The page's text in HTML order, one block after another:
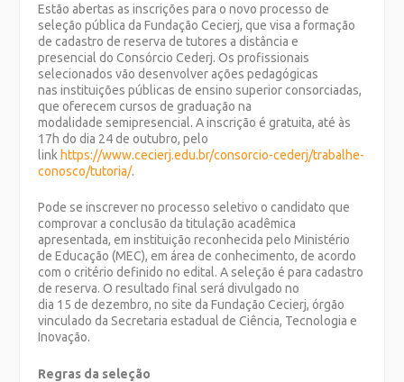
Estão abertas as inscrições para o novo processo de
seleção pública da Fundação Cecierj, que visa a formação
de cadastro de reserva de tutores a distância e
presencial do Consórcio Cederj. Os profissionais
selecionados vão desenvolver ações pedagógicas
nas instituições públicas de ensino superior consorciadas,
que oferecem cursos de graduação na
modalidade semipresencial. A inscrição é gratuita, até às
17h do dia 24 de outubro, pelo
link https://www.cecierj.edu.br/consorcio-cederj/trabalhe-
conosco/tutoria/.
Pode se inscrever no processo seletivo o candidato que
comprovar a conclusão da titulação acadêmica
apresentada, em instituição reconhecida pelo Ministério
de Educação (MEC), em área de conhecimento, de acordo
com o critério definido no edital. A seleção é para cadastro
de reserva. O resultado final será divulgado no
dia 15 de dezembro, no site da Fundação Cecierj, órgão
vinculado da Secretaria estadual de Ciência, Tecnologia e
Inovação.
Regras da seleção